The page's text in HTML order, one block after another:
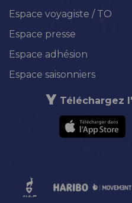
Espace voyagiste / TO
Espace presse
Espace adhésion
Espace saisonniers
Téléchargez